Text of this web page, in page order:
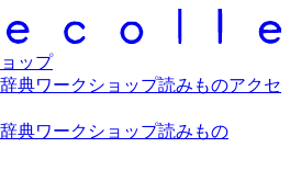
ップ
典ワークショップ読みものアクセ
典ワークショップ読みもの